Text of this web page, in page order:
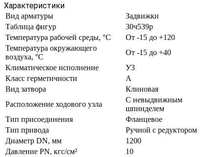
Характеристики
Вид арматуры
Задвижки
Таблица фигур
30ч539р
Температура рабочей среды, °С
От -15 до +120
Температура окружающего
воздуха, °С
От -15 до +40
Климатическое исполнение
У3
Класс герметичности
А
Вид затвора
Клиновая
Расположение ходового узла
С невыдвижным
шпинделем
Тип присоединения
Фланцевое
Тип привода
Ручной с редуктором
Диаметр DN, мм
1200
Давление PN, кгс/см²
10